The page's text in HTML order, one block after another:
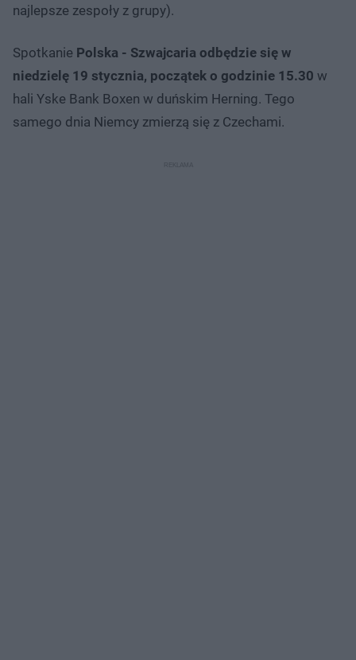
najlepsze zespoły z grupy).
Spotkanie Polska - Szwajcaria odbędzie się w
niedzielę 19 stycznia, początek o godzinie 15.30 w
hali Yske Bank Boxen w duńskim Herning. Tego
samego dnia Niemcy zmierzą się z Czechami.